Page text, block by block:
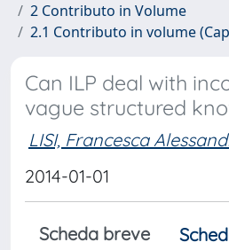
2 Contributo in Volume
2.1 Contributo in volume
Can ILP deal with
vague structured
LISI, Francesca
2014-01-01
Scheda breve